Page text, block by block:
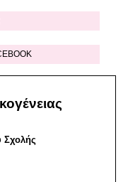
Σχολής